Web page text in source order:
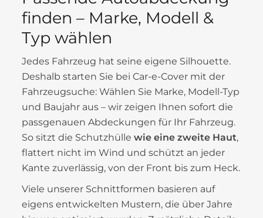
finden – Marke, Modell &
Typ wählen
Jedes Fahrzeug hat seine eigene Silhouette.
Deshalb starten Sie bei Car-e-Cover mit der
Fahrzeugsuche: Wählen Sie Marke, Modell-Typ
und Baujahr aus – wir zeigen Ihnen sofort die
passgenauen Abdeckungen für Ihr Fahrzeug.
So sitzt die Schutzhülle wie eine zweite Haut,
flattert nicht im Wind und schützt an jeder
Kante zuverlässig, von der Front bis zum Heck.
Viele unserer Schnittformen basieren auf
eigens entwickelten Mustern, die über Jahre